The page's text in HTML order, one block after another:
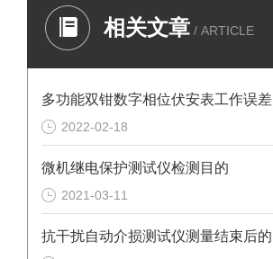
相关文章 / ARTICLE
多功能双钳数字相位伏安表​工作误差
2022-02-18
微机继电保护测试仪检测目的
2021-03-11